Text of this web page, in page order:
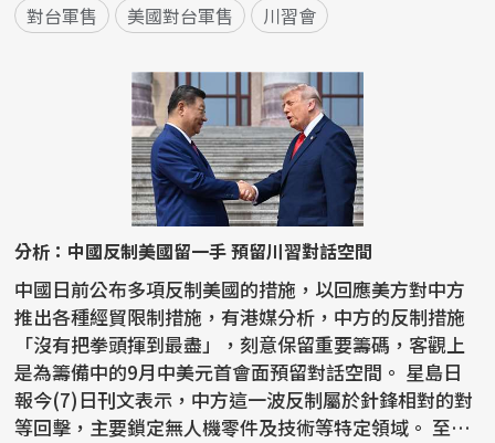
對台軍售 美國對台軍售 川習會
分析：中國反制美國留一手 預留川習對話空間
中國日前公布多項反制美國的措施，以回應美方對中方
推出各種經貿限制措施，有港媒分析，中方的反制措施
「沒有把拳頭揮到最盡」，刻意保留重要籌碼，客觀上
是為籌備中的9月中美元首會面預留對話空間。 星島日
報今(7)日刊文表示，中方這一波反制屬於針鋒相對的對
等回擊，主要鎖定無人機零件及技術等特定領域。 至於